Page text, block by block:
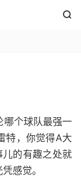

哪个球队最强一
特，你觉得A大
的有趣之处就
感觉。